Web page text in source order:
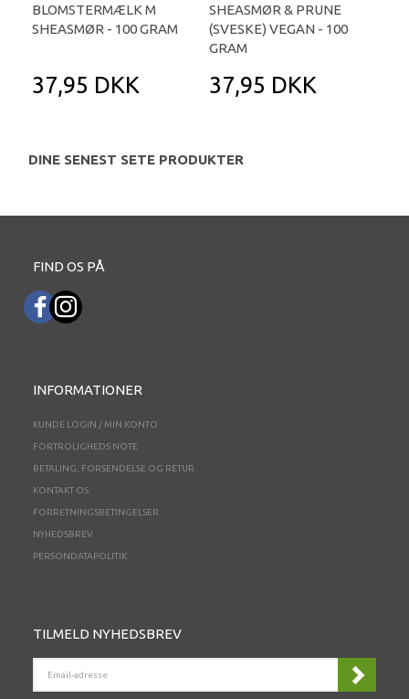
BLOMSTERMÆLK M
SHEASMØR - 100 GRAM
37,95 DKK
SHEASMØR & PRUNE
(SVESKE) VEGAN - 100
GRAM
37,95 DKK
DINE SENEST SETE PRODUKTER
FIND OS PÅ
INFORMATIONER
KUNDE LOGIN / MIN KONTO
FORTROLIGHEDS NOTE
BETALING, FORSENDELSE OG RETUR
KONTAKT OS
FORRETNINGSBETINGELSER
NYHEDSBREV
PERSONDATAPOLITIK
TILMELD NYHEDSBREV
ADRESSE